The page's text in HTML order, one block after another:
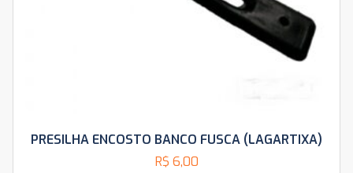
PRESILHA ENCOSTO BANCO FUSCA (LAGARTIXA)
R$ 6,00